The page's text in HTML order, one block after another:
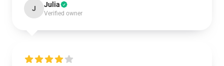
J Julia
Verified owner